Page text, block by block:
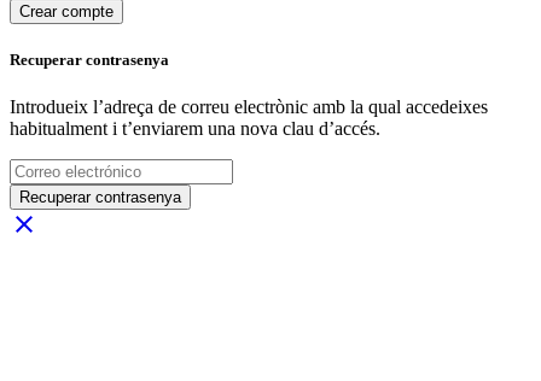
Crear compte
Recuperar contrasenya
Introdueix l’adreça de correu electrònic amb la qual accedeixes
habitualment i t’enviarem una nova clau d’accés.
Recuperar contrasenya
close